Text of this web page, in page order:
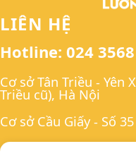
LIÊN HỆ
Hotline: 024
Cơ sở Tân Triều - Yên
Triều cũ), Hà Nội
Cơ sở Cầu Giấy - Số